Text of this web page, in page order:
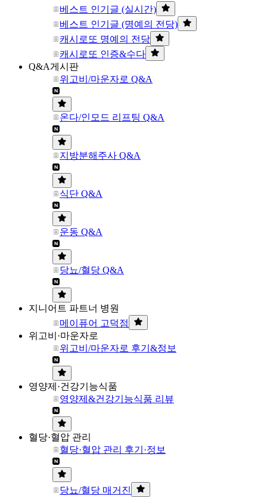
베스트 인기글 (실시간)
베스트 인기글 (명예의 전당)
캐시로또 명예의 전당
캐시로또 인증&수다
Q&A게시판
위고비/마운자로 Q&A
온다/인모드 리프팅 Q&A
지방분해주사 Q&A
식단 Q&A
운동 Q&A
당뇨/혈당 Q&A
지니어트 파트너 병원
메이퓨어 고덕점
위고비·마운자로
위고비/마운자로 후기&정보
영양제·건강기능식품
영양제&건강기능식품 리뷰
혈당·혈압 관리
혈당·혈압 관리 후기·정보
당뇨/혈당 매거진